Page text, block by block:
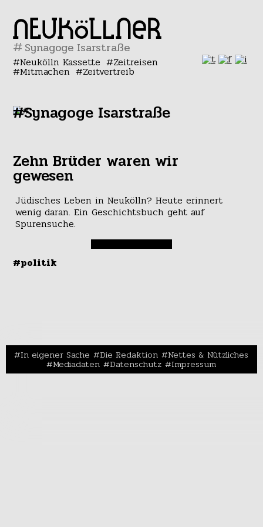
#
Neukölln Kassette Zeitreisen
Mitmachen Zeitvertreib
#Synagoge Isarstraße
Zehn Brüder waren wir
gewesen
Jüdisches Leben in Neukölln? Heute erinnert
wenig daran. Ein Geschichtsbuch geht auf
Spurensuche.
#politik
In eigener Sache Die Redaktion Nettes & Nützliches
Mediadaten Datenschutz Impressum